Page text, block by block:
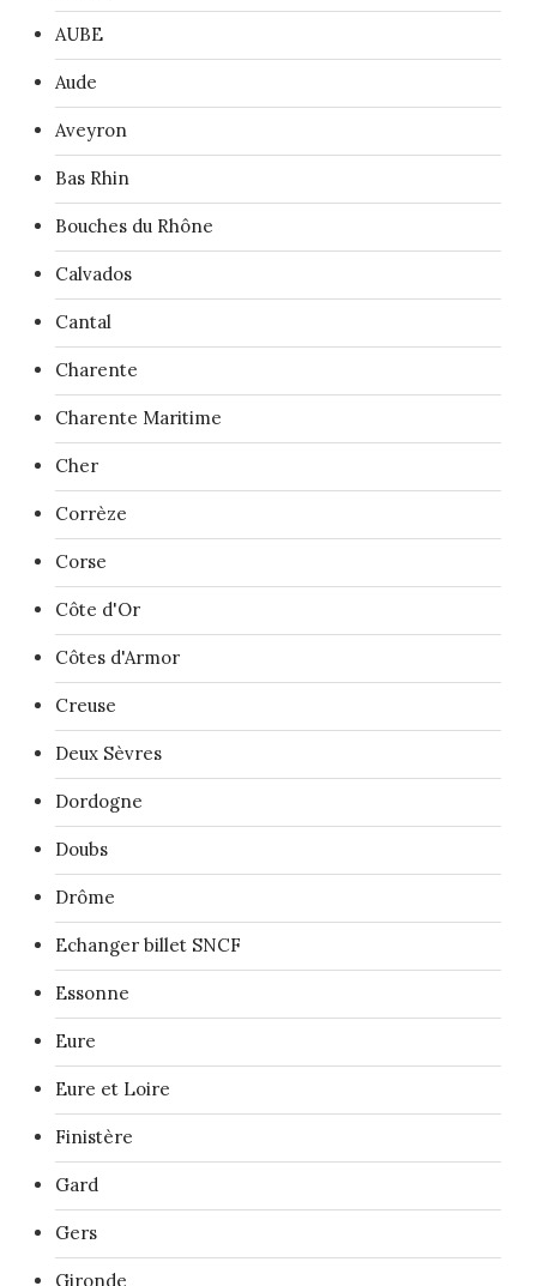
AUBE
Aude
Aveyron
Bas Rhin
Bouches du Rhône
Calvados
Cantal
Charente
Charente Maritime
Cher
Corrèze
Corse
Côte d'Or
Côtes d'Armor
Creuse
Deux Sèvres
Dordogne
Doubs
Drôme
Echanger billet SNCF
Essonne
Eure
Eure et Loire
Finistère
Gard
Gers
Gironde